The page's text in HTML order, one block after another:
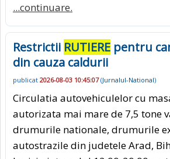
...continuare.
Restrictii RUTIERE pentru
din cauza caldurii
publicat 2026-08-03 10:45:07(Jurnalul-National)
Circulatia autovehiculelor cu
autorizata mai mare de 7,5 tone
drumurile nationale, drumurile
autostrazile din judetele Arad,